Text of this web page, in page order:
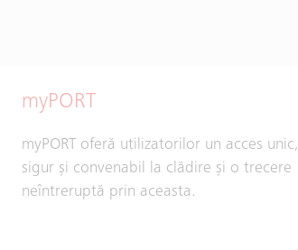
myPORT
myPORT oferă utilizatorilor un acces unic,
sigur și convenabil la clădire și o trecere
neîntreruptă prin aceasta.